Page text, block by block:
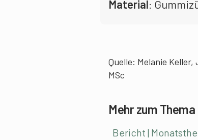
Material:
Quelle: Melanie
MSc
Mehr zum Thema
Bericht |